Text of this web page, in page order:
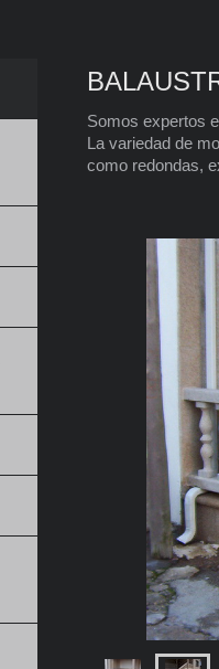
Somos expertos
La variedad de
como redondas,